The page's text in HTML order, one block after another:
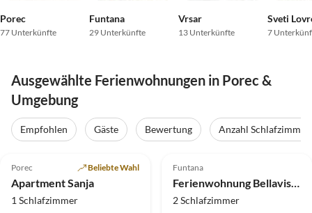
Porec
77 Unterkünfte
Funtana
29 Unterkünfte
Vrsar
13 Unterkünfte
Sveti
7
Ausgewählte Ferienwohnungen in Porec &
Umgebung
Empfohlen Gäste Bewertung Anzahl Schlafzimmer
Top-Inserat
Porec Beliebte Wahl
Apartment Sanja
1 Schlafzimmer
Top-Inserat
Funtana
Ferienwohnung Bellavista Superior
2 Schlafzimmer